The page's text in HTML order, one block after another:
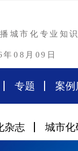
城市化专业知
年08月09日
专题 案例
杂志 城市化